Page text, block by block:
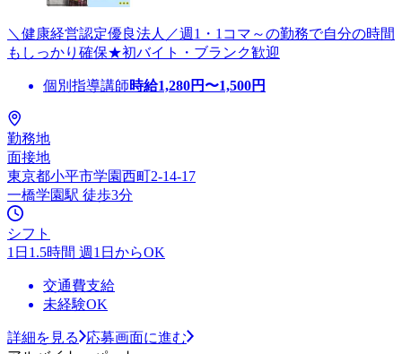
＼健康経営認定優良法人／週1・1コマ～の勤務で自分の時間
もしっかり確保★初バイト・ブランク歓迎
個別指導講師時給1,280円〜1,500円
勤務地
面接地
東京都小平市学園西町2-14-17
一橋学園駅 徒歩3分
シフト
1日1.5時間 週1日からOK
交通費支給
未経験OK
詳細を見る
応募画面に進む